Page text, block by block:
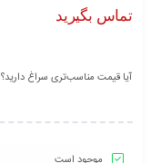
تماس بگیرید
آیا قیمت مناسب‌تری سراغ دارید؟